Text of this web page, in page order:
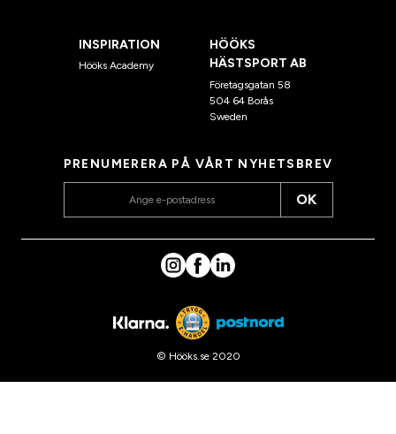
INSPIRATION
Hööks Academy
HÖÖKS
HÄSTSPORT AB
Företagsgatan 58
504 64 Borås
Sweden
PRENUMERERA PÅ VÅRT NYHETSBREV
OK
© Hööks.se 2020